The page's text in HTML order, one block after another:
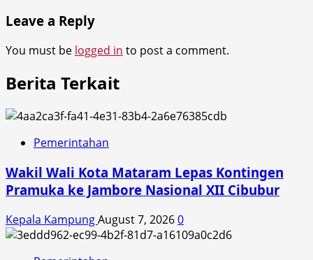
Leave a Reply
You must be logged in to post a comment.
Berita Terkait
Pemerintahan
Wakil Wali Kota Mataram Lepas Kontingen
Pramuka ke Jambore Nasional XII Cibubur
Kepala KampungAugust 7, 20260